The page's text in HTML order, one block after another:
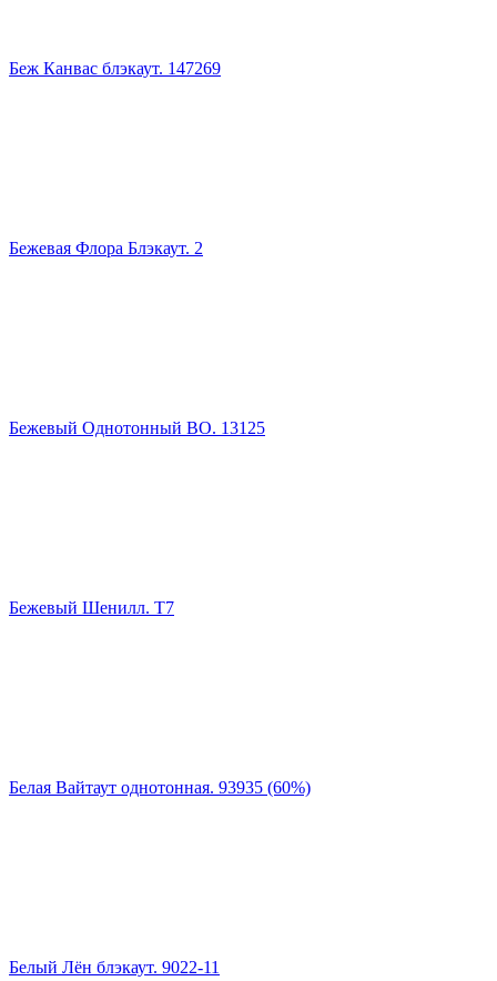
Беж Канвас блэкаут. 147269
Бежевая Флора Блэкаут. 2
Бежевый Однотонный ВО. 13125
Бежевый Шенилл. Т7
Белая Вайтаут однотонная. 93935 (60%)
Белый Лён блэкаут. 9022-11